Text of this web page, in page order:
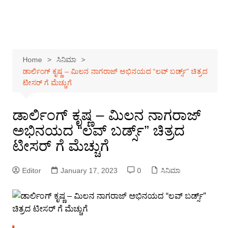
Home
ಸಿನಿಮಾ
ಡಾರ್ಲಿಂಗ್ ಕೃಷ್ಣ – ಮಿಲನ ನಾಗರಾಜ್ ಅಭಿನಯದ “ಲವ್ ಬರ್ಡ್ಸ್” ಚಿತ್ರದ
ಟೀಸರ್ ಗೆ ಮೆಚ್ಚುಗೆ
ಡಾರ್ಲಿಂಗ್ ಕೃಷ್ಣ – ಮಿಲನ ನಾಗರಾಜ್
ಅಭಿನಯದ “ಲವ್ ಬರ್ಡ್ಸ್” ಚಿತ್ರದ
ಟೀಸರ್ ಗೆ ಮೆಚ್ಚುಗೆ
Editor January 17, 2023 0 ಸಿನಿಮಾ